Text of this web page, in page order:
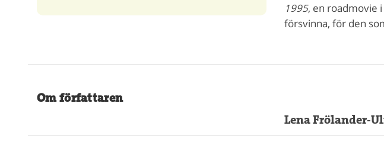
1995, en roadmovie
försvinna, för den
Om författaren
Lena Frölander-